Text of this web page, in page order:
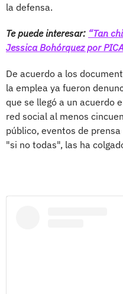
la defensa.
Te puede interesar: “Tan
Jessica Bohórquez por
De acuerdo a los
la emplea ya fueron
que se llegó a un acuerdo
red social al menos
público, eventos de
"si no todas", las ha